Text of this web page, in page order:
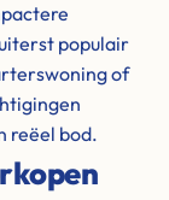
populair
of
reëel bod.